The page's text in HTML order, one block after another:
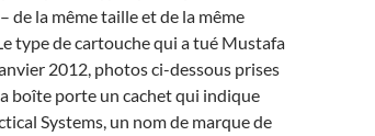
de la même taille et de la même
type de cartouche qui a tué Mustafa
2012, photos ci-dessous prises
boîte porte un cachet qui indique
Systems, un nom de marque de